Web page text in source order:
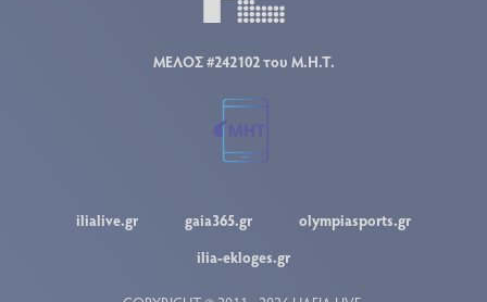
ΜΕΛΟΣ #242102 του Μ.Η.Τ.
ilialive.gr gaia365.gr
olympiasports.gr
ilia-ekloges.gr